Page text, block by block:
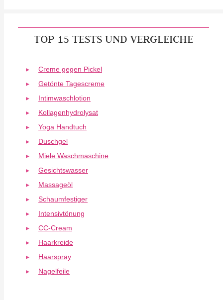
TOP 15 TESTS UND VERGLEICHE
Creme gegen Pickel
Getönte Tagescreme
Intimwaschlotion
Kollagenhydrolysat
Yoga Handtuch
Duschgel
Miele Waschmaschine
Gesichtswasser
Massageöl
Schaumfestiger
Intensivtönung
CC-Cream
Haarkreide
Haarspray
Nagelfeile